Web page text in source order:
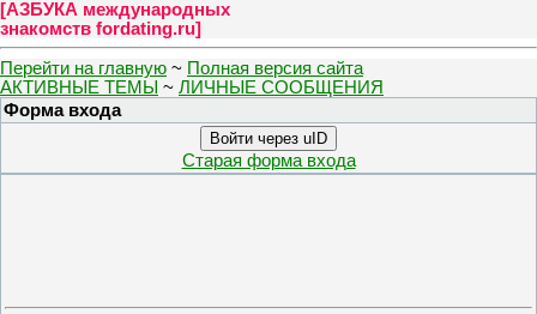
[АЗБУКА международных
знакомств fordating.ru]
Перейти на главную ~ Полная версия сайта
АКТИВНЫЕ ТЕМЫ ~ ЛИЧНЫЕ СООБЩЕНИЯ
Форма входа
Войти через uID
Старая форма входа